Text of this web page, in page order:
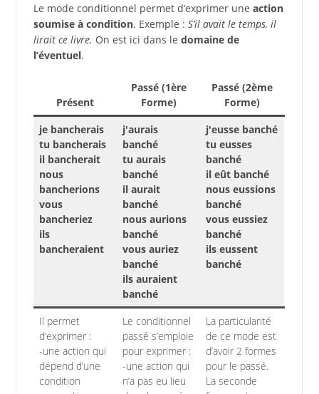
Le mode conditionnel permet d’exprimer une action
soumise à condition. Exemple : S’il avait le temps, il
lirait ce livre. On est ici dans le domaine de
l’éventuel.
Présent
Passé (1ère
Forme)
Passé (2ème
Forme)
je bancherais
tu bancherais
il bancherait
nous
bancherions
vous
bancheriez
ils
bancheraient
j'aurais
banché
tu aurais
banché
il aurait
banché
nous aurions
banché
vous auriez
banché
ils auraient
banché
j'eusse banché
tu eusses
banché
il eût banché
nous eussions
banché
vous eussiez
banché
ils eussent
banché
Il permet
d’exprimer :
-une action qui
dépend d’une
condition
Le conditionnel
passé s’emploie
pour exprimer :
-une action qui
n’a pas eu lieu
La particularité
de ce mode est
d’avoir 2 formes
pour le passé.
La seconde